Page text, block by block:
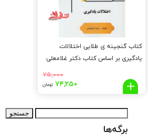
کتاب گنجینه ی طلایی اختلالات
یادگیری بر اساس کتاب دکتر غلامعلی
۷۵,۰۰۰
قیمت
تومان
بود.
۷۴,۲۵۰ تومانقیمت
تومان.
جستجو
برای:
برگه‌ها